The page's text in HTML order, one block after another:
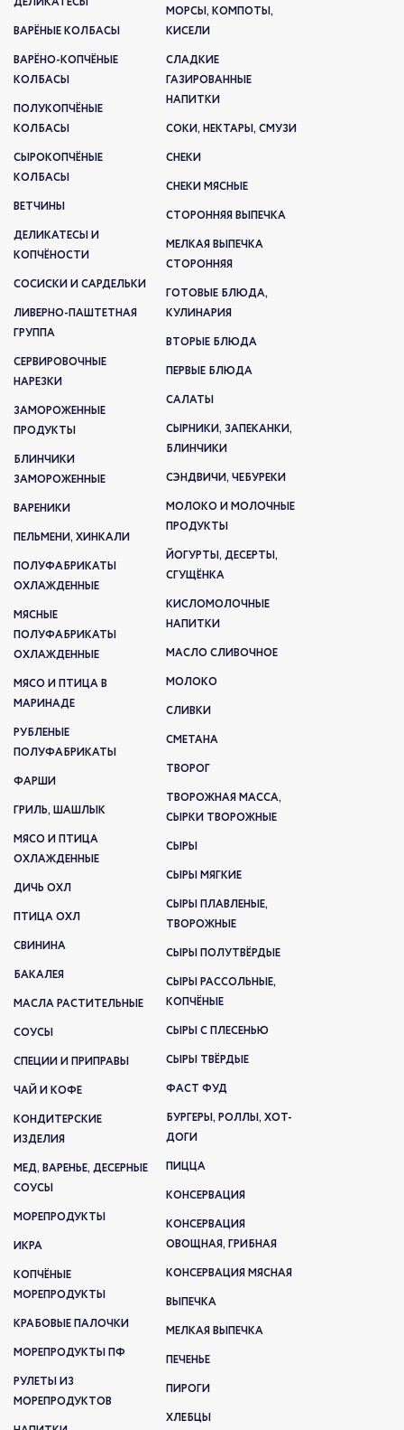
ВАРЁНЫЕ КОЛБАСЫ
ВАРЁНО-КОПЧЁНЫЕ
КОЛБАСЫ
ПОЛУКОПЧЁНЫЕ
КОЛБАСЫ
СЫРОКОПЧЁНЫЕ
КОЛБАСЫ
ВЕТЧИНЫ
ДЕЛИКАТЕСЫ И
КОПЧЁНОСТИ
СОСИСКИ И САРДЕЛЬКИ
ЛИВЕРНО-ПАШТЕТНАЯ
ГРУППА
СЕРВИРОВОЧНЫЕ
НАРЕЗКИ
ЗАМОРОЖЕННЫЕ
ПРОДУКТЫ
БЛИНЧИКИ
ЗАМОРОЖЕННЫЕ
ВАРЕНИКИ
ПЕЛЬМЕНИ, ХИНКАЛИ
ПОЛУФАБРИКАТЫ
ОХЛАЖДЕННЫЕ
МЯСНЫЕ
ПОЛУФАБРИКАТЫ
ОХЛАЖДЕННЫЕ
МЯСО И ПТИЦА В
МАРИНАДЕ
РУБЛЕНЫЕ
ПОЛУФАБРИКАТЫ
ФАРШИ
ГРИЛЬ, ШАШЛЫК
МЯСО И ПТИЦА
ОХЛАЖДЕННЫЕ
ДИЧЬ ОХЛ
ПТИЦА ОХЛ
СВИНИНА
БАКАЛЕЯ
МАСЛА РАСТИТЕЛЬНЫЕ
СОУСЫ
СПЕЦИИ И ПРИПРАВЫ
ЧАЙ И КОФЕ
КОНДИТЕРСКИЕ
ИЗДЕЛИЯ
МЕД, ВАРЕНЬЕ, ДЕСЕРНЫЕ
СОУСЫ
МОРЕПРОДУКТЫ
ИКРА
КОПЧЁНЫЕ
МОРЕПРОДУКТЫ
КРАБОВЫЕ ПАЛОЧКИ
МОРЕПРОДУКТЫ ПФ
РУЛЕТЫ ИЗ
МОРЕПРОДУКТОВ
МОРСЫ, КОМПОТЫ,
КИСЕЛИ
СЛАДКИЕ
ГАЗИРОВАННЫЕ
НАПИТКИ
СОКИ, НЕКТАРЫ, СМУЗИ
СНЕКИ
СНЕКИ МЯСНЫЕ
СТОРОННЯЯ ВЫПЕЧКА
МЕЛКАЯ ВЫПЕЧКА
СТОРОННЯЯ
ГОТОВЫЕ БЛЮДА,
КУЛИНАРИЯ
ВТОРЫЕ БЛЮДА
ПЕРВЫЕ БЛЮДА
САЛАТЫ
СЫРНИКИ, ЗАПЕКАНКИ,
БЛИНЧИКИ
СЭНДВИЧИ, ЧЕБУРЕКИ
МОЛОКО И МОЛОЧНЫЕ
ПРОДУКТЫ
ЙОГУРТЫ, ДЕСЕРТЫ,
СГУЩЁНКА
КИСЛОМОЛОЧНЫЕ
НАПИТКИ
МАСЛО СЛИВОЧНОЕ
МОЛОКО
СЛИВКИ
СМЕТАНА
ТВОРОГ
ТВОРОЖНАЯ МАССА,
СЫРКИ ТВОРОЖНЫЕ
СЫРЫ
СЫРЫ МЯГКИЕ
СЫРЫ ПЛАВЛЕНЫЕ,
ТВОРОЖНЫЕ
СЫРЫ ПОЛУТВЁРДЫЕ
СЫРЫ РАССОЛЬНЫЕ,
КОПЧЁНЫЕ
СЫРЫ С ПЛЕСЕНЬЮ
СЫРЫ ТВЁРДЫЕ
ФАСТ ФУД
БУРГЕРЫ, РОЛЛЫ, ХОТ-
ДОГИ
ПИЦЦА
КОНСЕРВАЦИЯ
КОНСЕРВАЦИЯ
ОВОЩНАЯ, ГРИБНАЯ
КОНСЕРВАЦИЯ МЯСНАЯ
ВЫПЕЧКА
МЕЛКАЯ ВЫПЕЧКА
ПЕЧЕНЬЕ
ПИРОГИ
ХЛЕБЦЫ